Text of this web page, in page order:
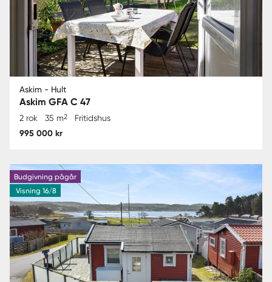
Askim - Hult
Askim GFA C 47
2 rok 35 m2 Fritidshus
995 000 kr
Budgivning pågår
Visning 16/8